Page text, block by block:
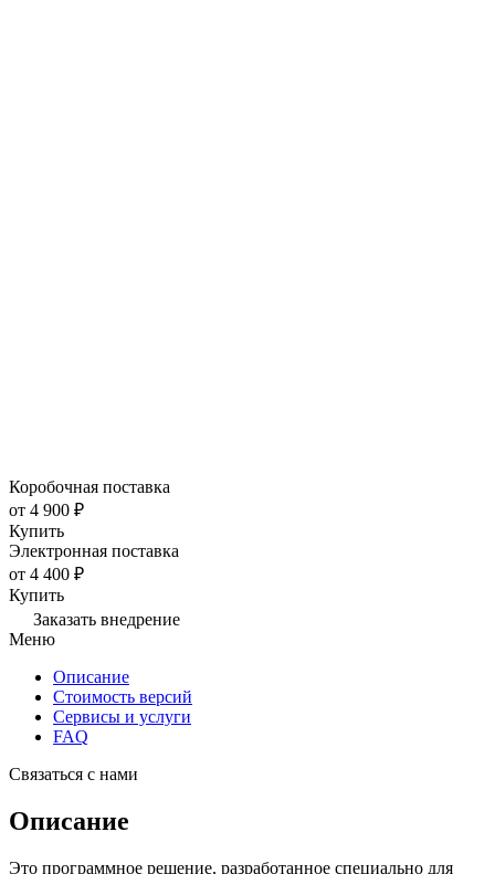
Коробочная поставка
от 4 900 ₽
Купить
Электронная поставка
от 4 400 ₽
Купить
Заказать внедрение
Меню
Описание
Стоимость версий
Сервисы и услуги
FAQ
Связаться с нами
Описание
Это программное решение, разработанное специально для